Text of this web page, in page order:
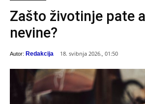
Zašto životinje pate
nevine?
Autor: Redakcija 18. svibnja 2026., 01:50